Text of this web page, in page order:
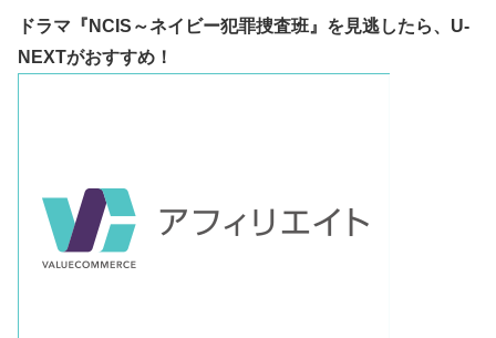
ドラマ『NCIS～ネイビー犯罪捜査班』を見逃したら、 U-
NEXTがおすすめ！